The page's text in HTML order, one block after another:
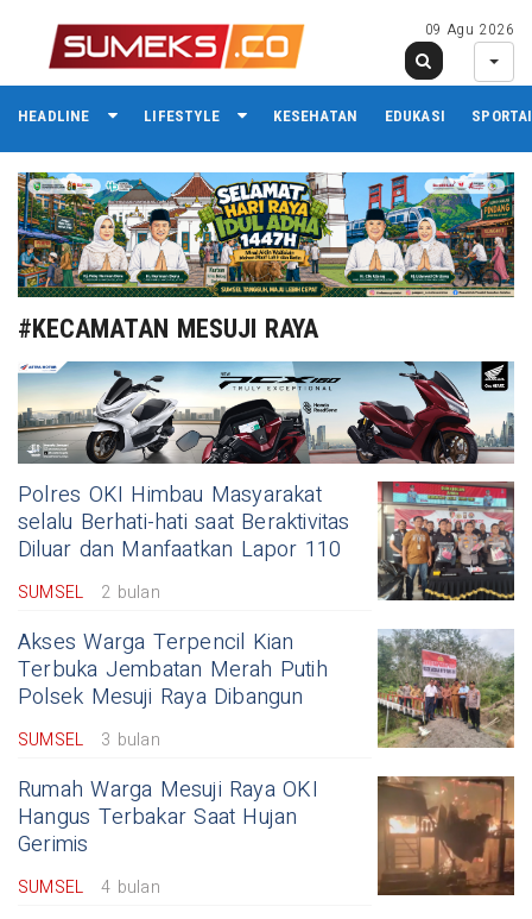
09 Agu 2026
HEADLINE LIFESTYLE KESEHATAN EDUKASI
#KECAMATAN MESUJI RAYA
Polres OKI Himbau Masyarakat
selalu Berhati-hati saat Beraktivitas
Diluar dan Manfaatkan Lapor 110
SUMSEL 2 bulan
Akses Warga Terpencil Kian
Terbuka Jembatan Merah Putih
Polsek Mesuji Raya Dibangun
SUMSEL 3 bulan
Rumah Warga Mesuji Raya OKI
Hangus Terbakar Saat Hujan
Gerimis
SUMSEL 4 bulan